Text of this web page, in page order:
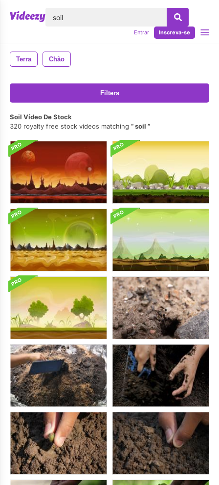
Entrar Inscreva-se
Terra Chão
Filters
Soil Vídeo De Stock
320 royalty free stock videos matching
soil